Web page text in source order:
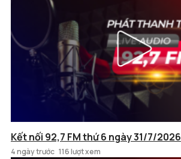
Kết nối 92,7 FM thứ 6 ngày 31/7/2026
4 ngày trước 116 lượt xem